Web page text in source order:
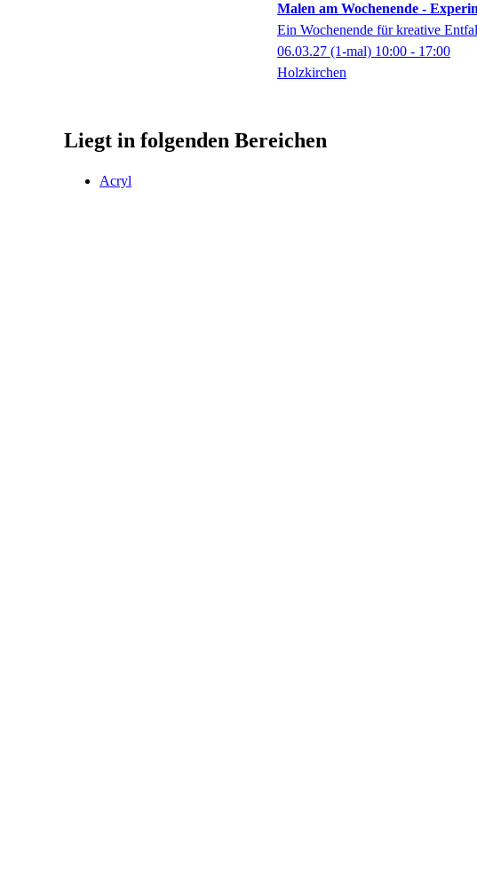
Malen am Wochenende -
Ein Wochenende für kreative
06.03.27 (1-mal) 10:00 - 17:00
Holzkirchen
Liegt in folgenden Bereichen
Acryl